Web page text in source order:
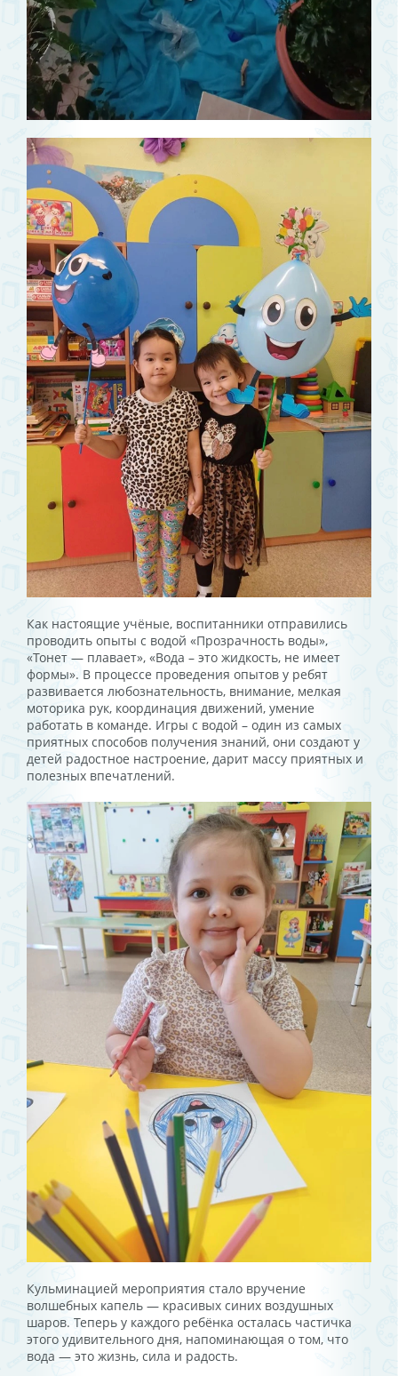
Как настоящие учёные, воспитанники отправились
проводить опыты с водой «Прозрачность воды»,
«Тонет — плавает», «Вода – это жидкость, не имеет
формы». В процессе проведения опытов у ребят
развивается любознательность, внимание, мелкая
моторика рук, координация движений, умение
работать в команде. Игры с водой – один из самых
приятных способов получения знаний, они создают у
детей радостное настроение, дарит массу приятных и
полезных впечатлений.
Кульминацией мероприятия стало вручение
волшебных капель — красивых синих воздушных
шаров. Теперь у каждого ребёнка осталась частичка
этого удивительного дня, напоминающая о том, что
вода — это жизнь, сила и радость.